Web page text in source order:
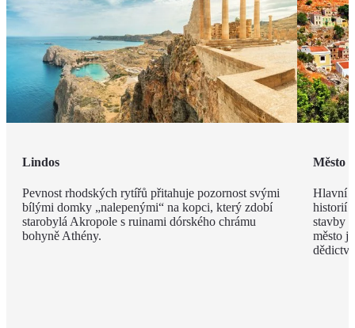
Lindos
Pevnost rhodských rytířů přitahuje pozornost svými
bílými domky „nalepenými“ na kopci, který zdobí
starobylá Akropole s ruinami dórského chrámu
bohyně Athény.
Město
Hlavní
historií
stavby
město